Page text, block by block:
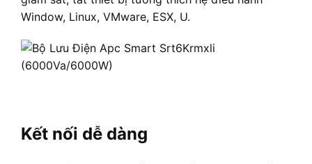
Window, Linux, VMware, ESX, U.
Kết nối dễ dàng